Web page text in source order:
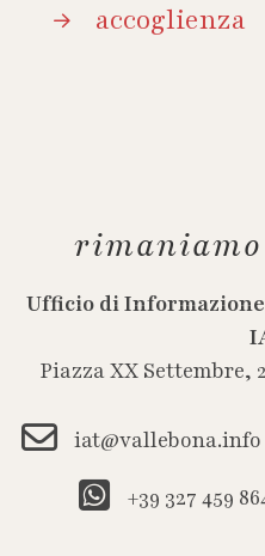
accoglienza
Ufficio di
Piazza XX Settembre,
iat@vallebona.info
+39 327 459